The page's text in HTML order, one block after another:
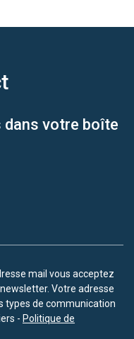
votre boîte
mail vous acceptez
Votre adresse
types de communication
- Politique de